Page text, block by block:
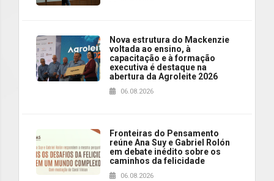
Nova estrutura do Mackenzie
voltada ao ensino, à
capacitação e à formação
executiva é destaque na
abertura da Agroleite 2026
06.08.2026
Fronteiras do Pensamento
reúne Ana Suy e Gabriel Rolón
em debate inédito sobre os
caminhos da felicidade
06.08.2026